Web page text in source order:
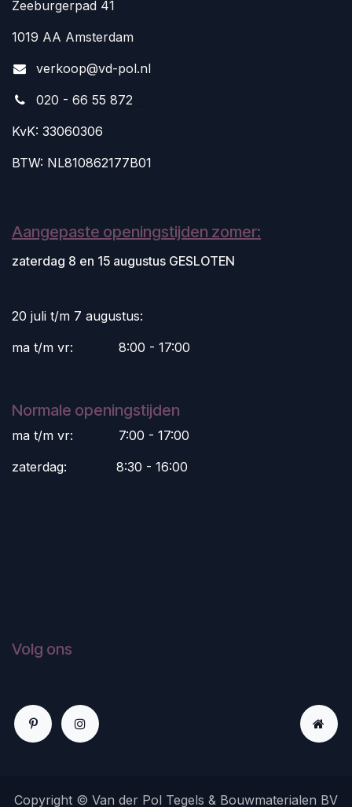
Zeeburgerpad 41
1019 AA Amsterdam
verkoop@vd-pol.nl
020 - 66 55 872
KvK: 33060306
BTW: NL810862177B01
Aangepaste openingstijden zomer:
zaterdag 8 en 15 augustus GESLOTEN
20 juli t/m 7 augustus:
ma t/m vr:
​8:00 - 17:00
Normale openingstijden
ma t/m vr:
​7:00 - 17:00
zaterdag:
​8:30 - 16:00
Volg ons
Copyright © Van der Pol Tegels & Bouwmaterialen BV